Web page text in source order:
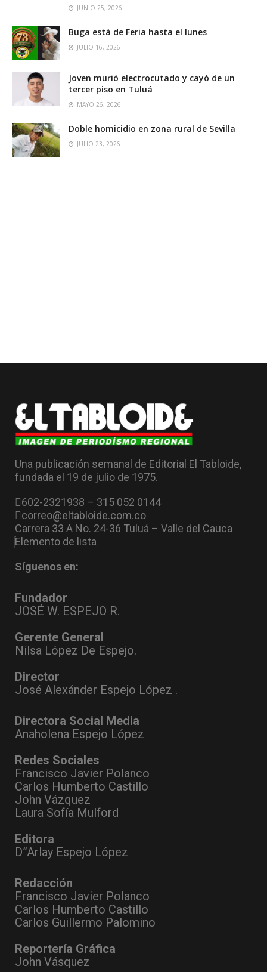
JUNIO 25, 2026
Buga está de Feria hasta el lunes
JULIO 16, 2026
Joven murió electrocutado y cayó de un
tercer piso en Tuluá
MAYO 26, 2026
Doble homicidio en zona rural de Sevilla
JULIO 23, 2026
Una publicación semanal de Editorial El Tabloide,
fundada el 19 de julio de 1975.
602-2321938 – 315 052 0144
correo@eltabloide.com.co
Carrera 33 A No. 24-36 Tuluá – Valle del Cauca
Elemento de lista
Síguenos en:
Fundador
JOSÉ W. ESPEJO R.
Gerente General
Nilsa López De Espejo.
Director
José Alexánder Espejo López .
Directora Social Media
Anaholena Espejo López
Redes Sociales
Francisco Javier Polanco
Carlos Humberto Castillo
John Vázquez
Laura Sofía Mulford
Editora
D”Arlay Espejo López
Redacción
Francisco Javier Polanco
Carlos Humberto Castillo
Carlos Guillermo Palomino
Reportería Gráfica
John Vásquez